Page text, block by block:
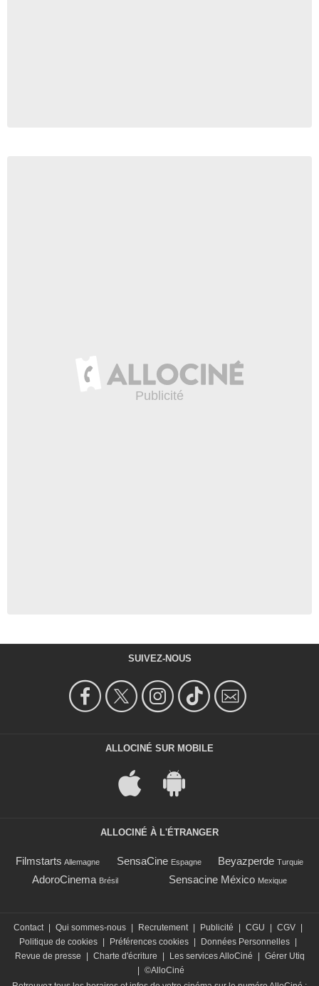
SUIVEZ-NOUS
ALLOCINÉ SUR MOBILE
ALLOCINÉ À L'ÉTRANGER
Filmstarts Allemagne SensaCine Espagne Beyazperde Turquie
AdoroCinema Brésil Sensacine México Mexique
Contact Qui sommes-nous Recrutement Publicité CGU CGV
Politique de cookies
Préférences cookies Données Personnelles
Revue de presse
Charte d'écriture Les services AlloCiné
Gérer Utiq
©AlloCiné